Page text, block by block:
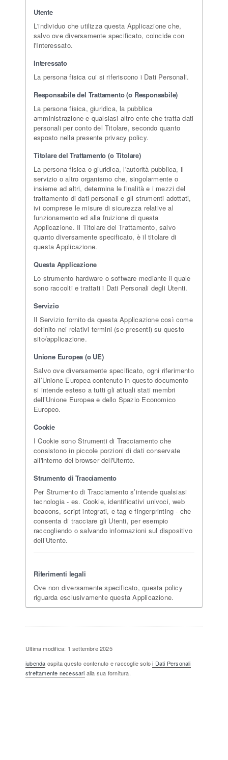
Utente
L'individuo che utilizza questa Applicazione che,
salvo ove diversamente specificato, coincide con
l'Interessato.
Interessato
La persona fisica cui si riferiscono i Dati Personali.
Responsabile del Trattamento (o Responsabile)
La persona fisica, giuridica, la pubblica
amministrazione e qualsiasi altro ente che tratta dati
personali per conto del Titolare, secondo quanto
esposto nella presente privacy policy.
Titolare del Trattamento (o Titolare)
La persona fisica o giuridica, l'autorità pubblica, il
servizio o altro organismo che, singolarmente o
insieme ad altri, determina le finalità e i mezzi del
trattamento di dati personali e gli strumenti adottati,
ivi comprese le misure di sicurezza relative al
funzionamento ed alla fruizione di questa
Applicazione. Il Titolare del Trattamento, salvo
quanto diversamente specificato, è il titolare di
questa Applicazione.
Questa Applicazione
Lo strumento hardware o software mediante il quale
sono raccolti e trattati i Dati Personali degli Utenti.
Servizio
Il Servizio fornito da questa Applicazione così come
definito nei relativi termini (se presenti) su questo
sito/applicazione.
Unione Europea (o UE)
Salvo ove diversamente specificato, ogni riferimento
all’Unione Europea contenuto in questo documento
si intende esteso a tutti gli attuali stati membri
dell’Unione Europea e dello Spazio Economico
Europeo.
Cookie
I Cookie sono Strumenti di Tracciamento che
consistono in piccole porzioni di dati conservate
all'interno del browser dell'Utente.
Strumento di Tracciamento
Per Strumento di Tracciamento s’intende qualsiasi
tecnologia - es. Cookie, identificativi univoci, web
beacons, script integrati, e-tag e fingerprinting - che
consenta di tracciare gli Utenti, per esempio
raccogliendo o salvando informazioni sul dispositivo
dell’Utente.
Riferimenti legali
Ove non diversamente specificato, questa policy
riguarda esclusivamente questa Applicazione.
Ultima modifica: 1 settembre 2025
iubenda ospita questo contenuto e raccoglie soloi Dati Personali
strettamente necessari alla sua fornitura.